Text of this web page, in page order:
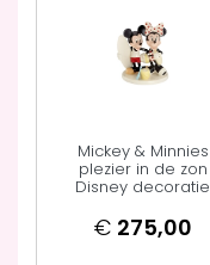
Mickey & Minnies
plezier in de zon
Disney decoratie
€ 275,00